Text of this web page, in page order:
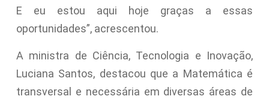
E eu estou aqui hoje graças a essas
oportunidades”, acrescentou.
A ministra de Ciência, Tecnologia e Inovação,
Luciana Santos, destacou que a Matemática é
transversal e necessária em diversas áreas de